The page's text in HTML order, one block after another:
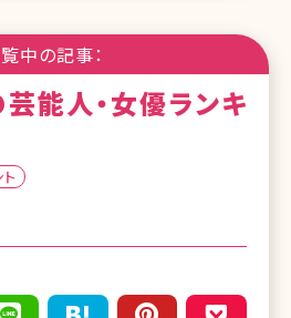
中の記事：
能人・女優ランキ